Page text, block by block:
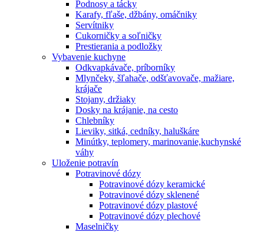
Podnosy a tácky
Karafy, fľaše, džbány, omáčniky
Servítniky
Cukorničky a soľničky
Prestierania a podložky
Vybavenie kuchyne
Odkvapkávače, príborníky
Mlynčeky, šľahače, odšťavovače, mažiare,
krájače
Stojany, držiaky
Dosky na krájanie, na cesto
Chlebníky
Lieviky, sitká, cedníky, haluškáre
Minútky, teplomery, marinovanie,kuchynské
váhy
Uloženie potravín
Potravinové dózy
Potravinové dózy keramické
Potravinové dózy sklenené
Potravinové dózy plastové
Potravinové dózy plechové
Maselničky